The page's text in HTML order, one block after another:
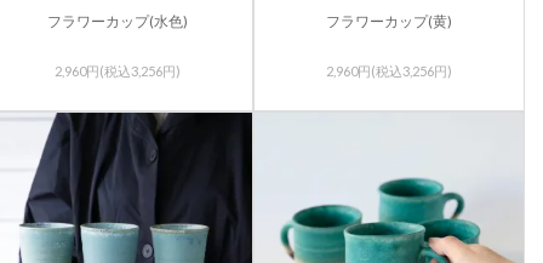
フラワーカップ(水色)
2,960円(税込3,256円)
フラワーカップ(黄)
2,960円(税込3,256円)